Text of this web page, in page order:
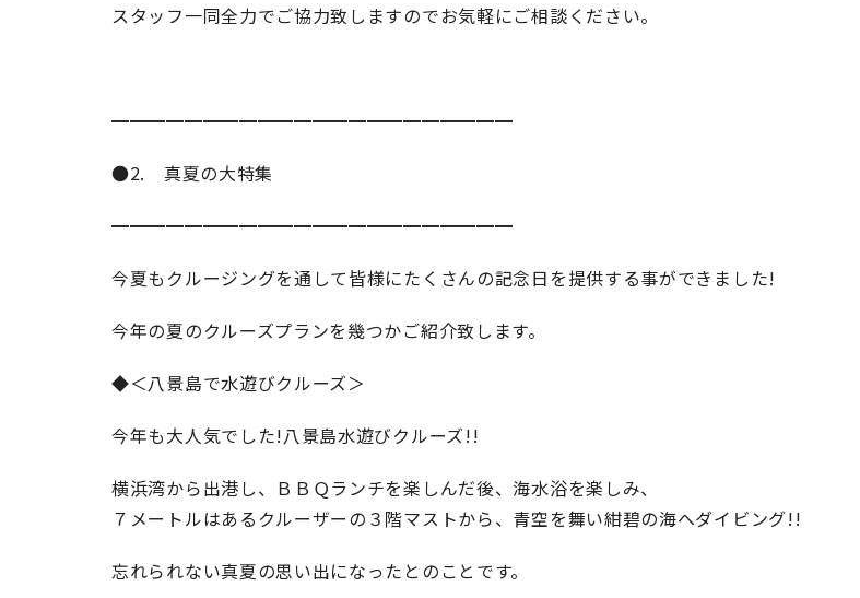
スタッフ一同全力でご協力致しますのでお気軽にご相談ください。
━━━━━━━━━━━━━━━━━━━━━━
●2. 真夏の大特集
━━━━━━━━━━━━━━━━━━━━━━
今夏もクルージングを通して皆様にたくさんの記念日を提供する事ができました!
今年の夏のクルーズプランを幾つかご紹介致します。
◆＜八景島で水遊びクルーズ＞
今年も大人気でした!八景島水遊びクルーズ!!
横浜湾から出港し、ＢＢＱランチを楽しんだ後、海水浴を楽しみ、
７メートルはあるクルーザーの３階マストから、青空を舞い紺碧の海へダイビング!!
忘れられない真夏の思い出になったとのことです。